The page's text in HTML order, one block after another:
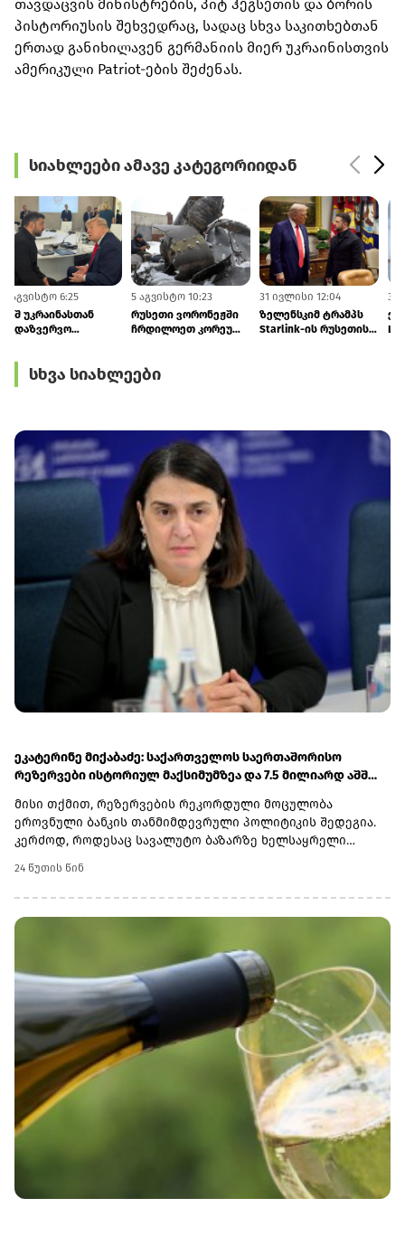
თავდაცვის მინისტრების, პიტ ჰეგსეთის და ბორის
პისტორიუსის შეხვედრაც, სადაც სხვა საკითხებთან
ერთად განიხილავენ გერმანიის მიერ უკრაინისთვის
ამერიკული Patriot-ების შეძენას.
სიახლეები ამავე კატეგორიიდან
6 აგვისტო 6:25
აშშ უკრაინასთან
სადაზვერვო
5 აგვისტო 10:23
რუსეთი ვორონეჟში
ჩრდილოეთ კორეულ
განათავსებს - Reuters
31 ივლისი 12:04
ზელენსკიმ ტრამპს
Starlink-ის რუსეთის
სხვა სიახლეები
ეკატერინე მიქაბაძე: საქართველოს საერთაშორისო
რეზერვები ისტორიულ მაქსიმუმზეა და 7.5 მილიარდ აშშ
მისი თქმით, რეზერვების რეკორდული მოცულობა
ეროვნული ბანკის თანმიმდევრული პოლიტიკის შედეგია.
კერძოდ, როდესაც სავალუტო ბაზარზე ხელსაყრელი
რეზერვებს ზრდის, რათა ქვეყანას გარე შოკების მიმართ
უფრო ძლიერი ბუფერი ჰქონდეს.„საქართველოს
ეროვნული ბანკის პოლიტიკა ყოველთვის მიმართულია
საერთაშორისო რეზერვები წარმოადგენს ქვეყნის
მაკროეკონომიკური სტაბილურობის მნიშვნელოვან
გარანტორს. შესაბამისად, როდესაც სავალუტო ბაზარზე
ხელსაყრელი მდგომარეობაა, ეროვნული ბანკი ყოველთვის
ავსებს ქვეყნის საერთაშორისო რეზერვებს", - აღნიშნა
ეკატერინე მიქაბაძემ.მისივე შეფასებით, რეზერვების
ზრდასთან ერთად მნიშვნელოვნად გაუმჯობესდა
ადეკვატურობის მაჩვენებლებიც. მიმდინარე შეფასებით კი
საერთაშორისო სავალუტო ფონდის რეზერვების
ადეკვატურობის მაჩვენებელი (ARA Metric) 118.7 პროცენტს
შეადგენს.ეკატერინე მიქაბაძის განცხადებით,
საერთაშორისო რეზერვების ზრდასთან ერთად ეროვნული
ბანკი აქტიურად აგრძელებს სარეზერვო აქტივების
დივერსიფიკაციასაც.„2026 წლის ივნისში ეროვნულმა
ბანკმა დამატებით 100 მილიონი აშშ დოლარის
24 წუთის წინ